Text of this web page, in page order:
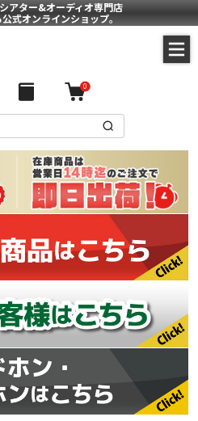
アター&オーディオ専門店
式オンラインショップ。
0